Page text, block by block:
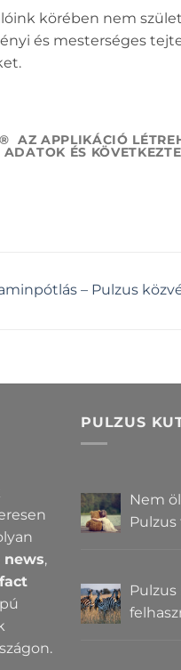
körében nem
és mesterséges
AZ APPLIKÁCIÓ
ADATOK ÉS
– Pulzus
news,
fact
PULZUS
Nem
Pulzus